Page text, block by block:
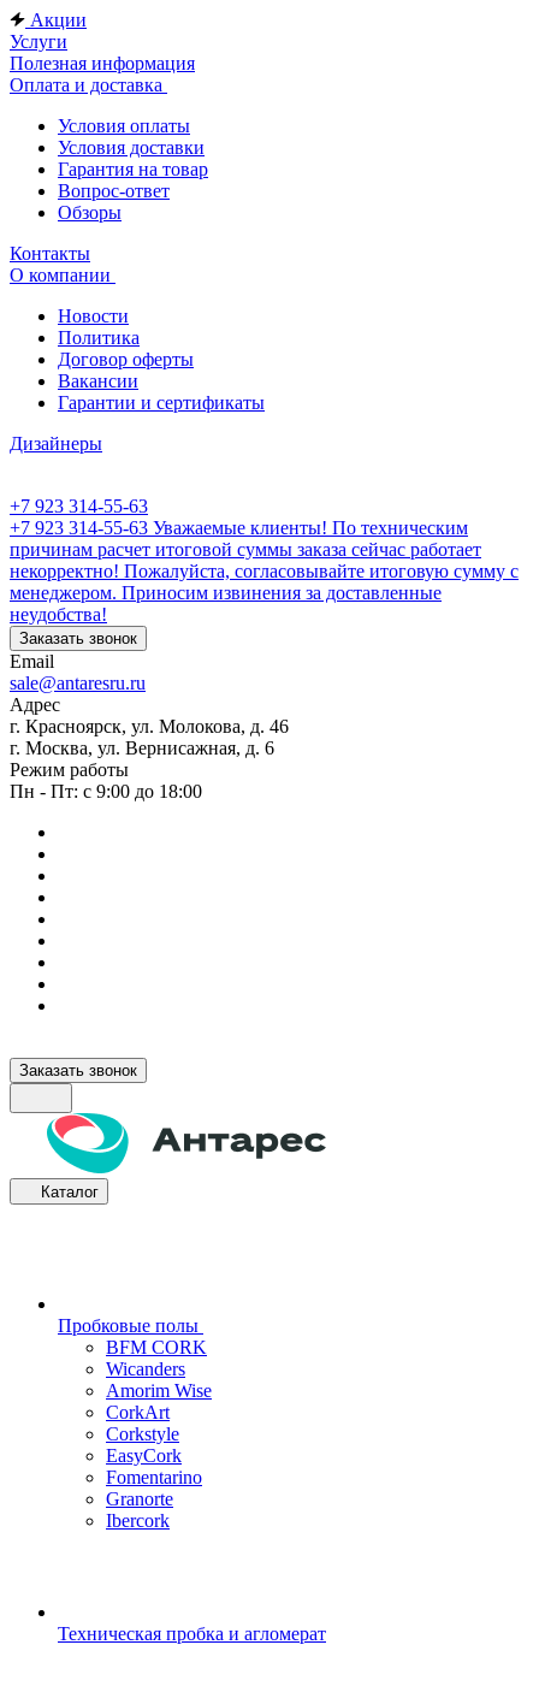
Акции
Услуги
Полезная информация
Оплата и доставка
Условия оплаты
Условия доставки
Гарантия на товар
Вопрос-ответ
Обзоры
Контакты
О компании
Новости
Политика
Договор оферты
Вакансии
Гарантии и сертификаты
Дизайнеры
+7 923 314-55-63
+7 923 314-55-63 Уважаемые клиенты! По техническим
причинам расчет итоговой суммы заказа сейчас работает
некорректно! Пожалуйста, согласовывайте итоговую сумму с
менеджером. Приносим извинения за доставленные
неудобства!
Заказать звонок
Email
sale@antaresru.ru
Адрес
г. Красноярск, ул. Молокова, д. 46
г. Москва, ул. Вернисажная, д. 6
Режим работы
Пн - Пт: с 9:00 до 18:00
Заказать звонок
Каталог
Пробковые полы
BFM CORK
Wicanders
Amorim Wise
CorkArt
Corkstyle
EasyCork
Fomentarino
Granorte
Ibercork
Техническая пробка и агломерат